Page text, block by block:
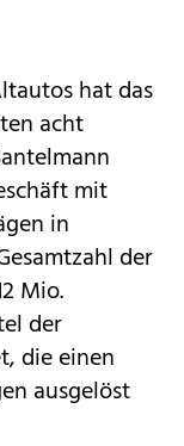
hat das
acht
mit
in
der
Mio.
der
die einen
ausgelöst